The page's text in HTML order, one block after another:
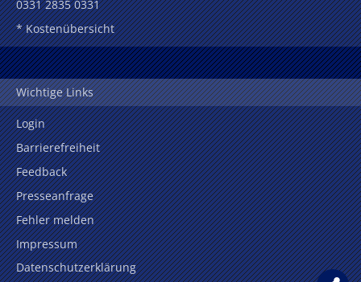
0331 2835 0331
* Kostenübersicht
Wichtige Links
Login
Barrierefreiheit
Feedback
Presseanfrage
Fehler melden
Impressum
Datenschutzerklärung